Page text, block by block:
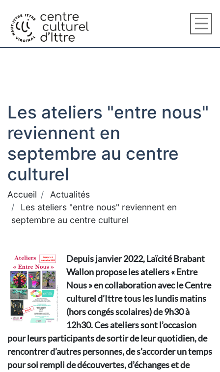
Les ateliers "entre nous"
reviennent en
septembre au centre
culturel
Accueil
Actualités
Les ateliers "entre nous" reviennent en
septembre au centre culturel
Depuis janvier 2022, Laïcité Brabant
Wallon propose les ateliers « Entre
Nous » en collaboration avec le Centre
culturel d’Ittre tous les lundis matins
(hors congés scolaires) de 9h30 à
12h30. Ces ateliers sont l’occasion
pour leurs participants de sortir de leur quotidien, de
rencontrer d’autres personnes, de s’accorder un temps
pour soi rempli de découvertes, d’échanges et de